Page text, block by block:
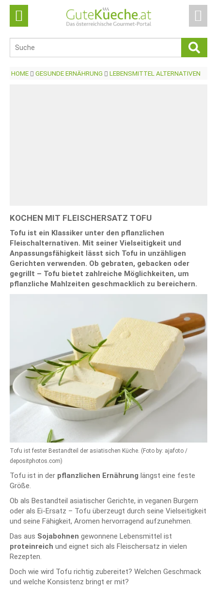
HOME GESUNDE ERNÄHRUNG LEBENSMITTEL ALTERNATIVEN
KOCHEN MIT FLEISCHERSATZ TOFU
Tofu ist ein Klassiker unter den pflanzlichen
Fleischalternativen. Mit seiner Vielseitigkeit und
Anpassungsfähigkeit lässt sich Tofu in unzähligen
Gerichten verwenden. Ob gebraten, gebacken oder
gegrillt – Tofu bietet zahlreiche Möglichkeiten, um
pflanzliche Mahlzeiten geschmacklich zu bereichern.
Tofu ist fester Bestandteil der asiatischen Küche. (Foto by: ajafoto /
depositphotos.com)
Tofu ist in der pflanzlichen Ernährung längst eine feste
Größe.
Ob als Bestandteil asiatischer Gerichte, in veganen Burgern
oder als Ei-Ersatz – Tofu überzeugt durch seine Vielseitigkeit
und seine Fähigkeit, Aromen hervorragend aufzunehmen.
Das aus Sojabohnen gewonnene Lebensmittel ist
proteinreich und eignet sich als Fleischersatz in vielen
Rezepten.
Doch wie wird Tofu richtig zubereitet? Welchen Geschmack
und welche Konsistenz bringt er mit?